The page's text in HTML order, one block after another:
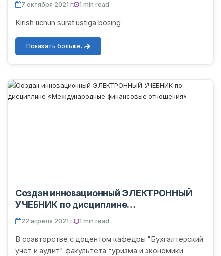
7 октября 2021 г. 1 min read
Kirish uchun surat ustiga bosing
Показать больше...
Создан инновационный ЭЛЕКТРОННЫЙ
УЧЕБНИК по дисциплине
«Международные финансовые
отношения»
22 апреля 2021 г. 1 min read
В соавторстве с доцентом кафедры "Бухгалтерский
учет и аудит" факультета туризма и экономики